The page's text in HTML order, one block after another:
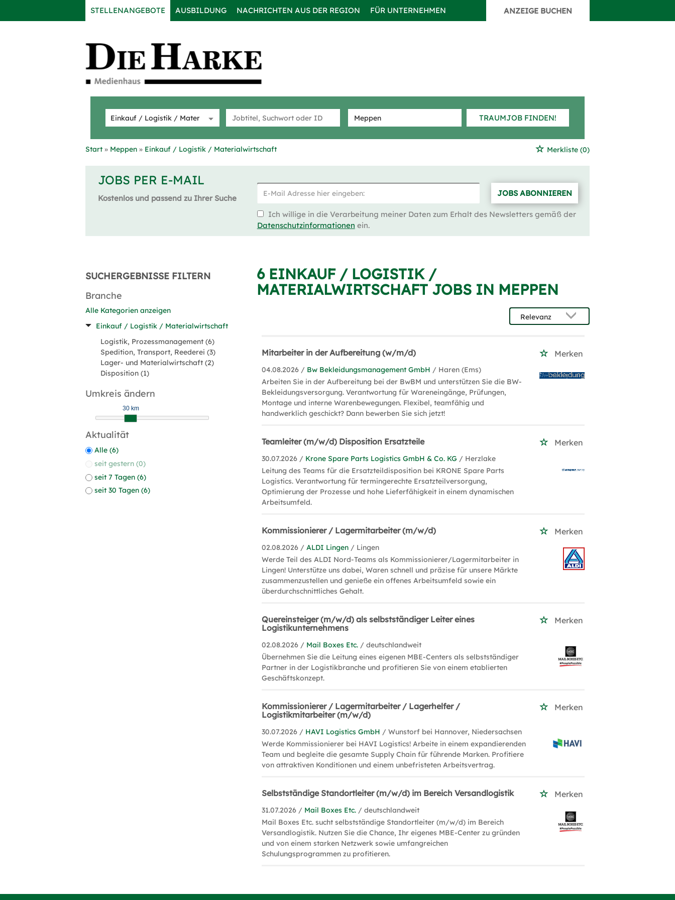
STELLENANGEBOTE AUSBILDUNG NACHRICHTEN AUS DER REGION FÜR UNTERNEHMEN ANZEIGE BUCHEN
TRAUMJOB FINDEN!
Start Meppen Einkauf / Logistik / Materialwirtschaft Merkliste (0)
JOBS PER E-MAIL
Kostenlos und passend zu Ihrer Suche
JOBS ABONNIEREN
Ich willige in die Verarbeitung meiner Daten zum Erhalt des Newsletters gemäß der
Datenschutzinformationen ein.
SUCHERGEBNISSE FILTERN
Branche
Alle Kategorien anzeigen
Einkauf / Logistik / Materialwirtschaft
Logistik, Prozessmanagement (6)
Spedition, Transport, Reederei (3)
Lager- und Materialwirtschaft (2)
Disposition (1)
Umkreis ändern
30 km
Aktualität
Alle (6)
seit gestern (0)
seit 7 Tagen (6)
seit 30 Tagen (6)
6 EINKAUF / LOGISTIK /
MATERIALWIRTSCHAFT JOBS IN MEPPEN
Mitarbeiter in der Aufbereitung (w/m/d) Merken
04.08.2026 / Bw Bekleidungsmanagement GmbH / Haren (Ems)
Arbeiten Sie in der Aufbereitung bei der BwBM und unterstützen Sie die BW-
Bekleidungsversorgung. Verantwortung für Wareneingänge, Prüfungen,
Montage und interne Warenbewegungen. Flexibel, teamfähig und
handwerklich geschickt? Dann bewerben Sie sich jetzt!
Teamleiter (m/w/d) Disposition Ersatzteile Merken
30.07.2026 / Krone Spare Parts Logistics GmbH & Co. KG / Herzlake
Leitung des Teams für die Ersatzteildisposition bei KRONE Spare Parts
Logistics. Verantwortung für termingerechte Ersatzteilversorgung,
Optimierung der Prozesse und hohe Lieferfähigkeit in einem dynamischen
Arbeitsumfeld.
Kommissionierer / Lagermitarbeiter (m/w/d) Merken
02.08.2026 /ALDI Lingen / Lingen
Werde Teil des ALDI Nord-Teams als Kommissionierer/Lagermitarbeiter in
Lingen! Unterstütze uns dabei, Waren schnell und präzise für unsere Märkte
zusammenzustellen und genieße ein offenes Arbeitsumfeld sowie ein
überdurchschnittliches Gehalt.
Quereinsteiger (m/w/d) als selbstständiger Leiter eines
Logistikunternehmens
Merken
02.08.2026 / Mail Boxes Etc. / deutschlandweit
Übernehmen Sie die Leitung eines eigenen MBE-Centers als selbstständiger
Partner in der Logistikbranche und profitieren Sie von einem etablierten
Geschäftskonzept.
Kommissionierer / Lagermitarbeiter / Lagerhelfer /
Logistikmitarbeiter (m/w/d)
Merken
30.07.2026 / HAVI Logistics GmbH / Wunstorf bei Hannover, Niedersachsen
Werde Kommissionierer bei HAVI Logistics! Arbeite in einem expandierenden
Team und begleite die gesamte Supply Chain für führende Marken. Profitiere
von attraktiven Konditionen und einem unbefristeten Arbeitsvertrag.
Selbstständige Standortleiter (m/w/d) im Bereich Versandlogistik Merken
31.07.2026 / Mail Boxes Etc. / deutschlandweit
Mail Boxes Etc. sucht selbstständige Standortleiter (m/w/d) im Bereich
Versandlogistik. Nutzen Sie die Chance, Ihr eigenes MBE-Center zu gründen
und von einem starken Netzwerk sowie umfangreichen
Schulungsprogrammen zu profitieren.